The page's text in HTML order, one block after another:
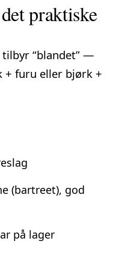
praktiske
“blandet” —
+ furu eller bjørk +
(bartreet), god
på lager